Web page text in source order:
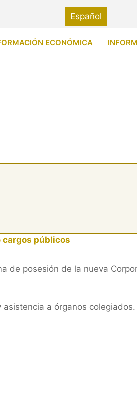
Español
ECONÓMICA
públicos
de posesión de la nueva
a órganos colegiados.